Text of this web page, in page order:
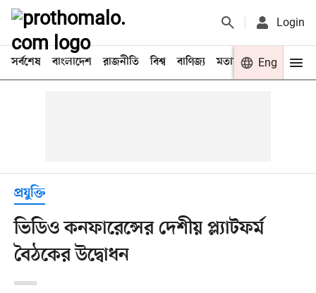
Login
সর্বশেষ বাংলাদেশ রাজনীতি বিশ্ব বাণিজ্য মতামত খেলা
Eng
প্রযুক্তি
ভিডিও কনফারেন্সের দেশীয় প্ল্যাটফর্ম
বৈঠকের উদ্বোধন